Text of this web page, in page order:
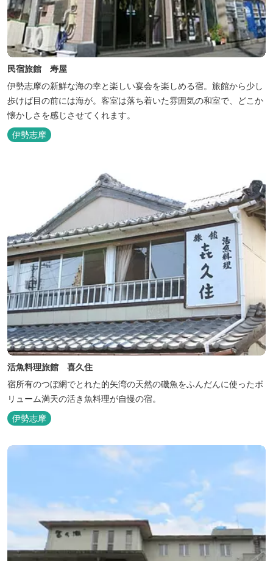
民宿旅館 寿屋
伊勢志摩の新鮮な海の幸と楽しい宴会を楽しめる宿。旅館から少し
歩けば目の前には海が。客室は落ち着いた雰囲気の和室で、どこか
懐かしさを感じさせてくれます。
伊勢志摩
活魚料理旅館 喜久住
宿所有のつぼ網でとれた的矢湾の天然の磯魚をふんだんに使ったボ
リューム満天の活き魚料理が自慢の宿。
伊勢志摩